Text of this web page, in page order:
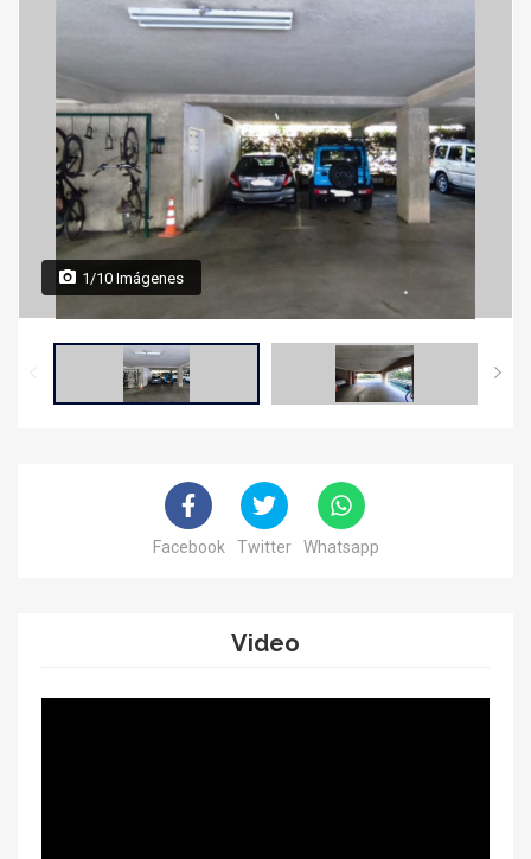
1/10 Imágenes
Facebook Twitter Whatsapp
Video